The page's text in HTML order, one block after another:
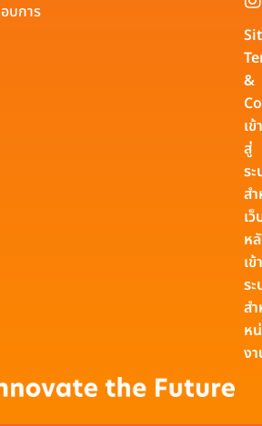
บการ
&
เข้า
สู่
ร
ส
เ
ห
เข้
ร
ส
ห
ง